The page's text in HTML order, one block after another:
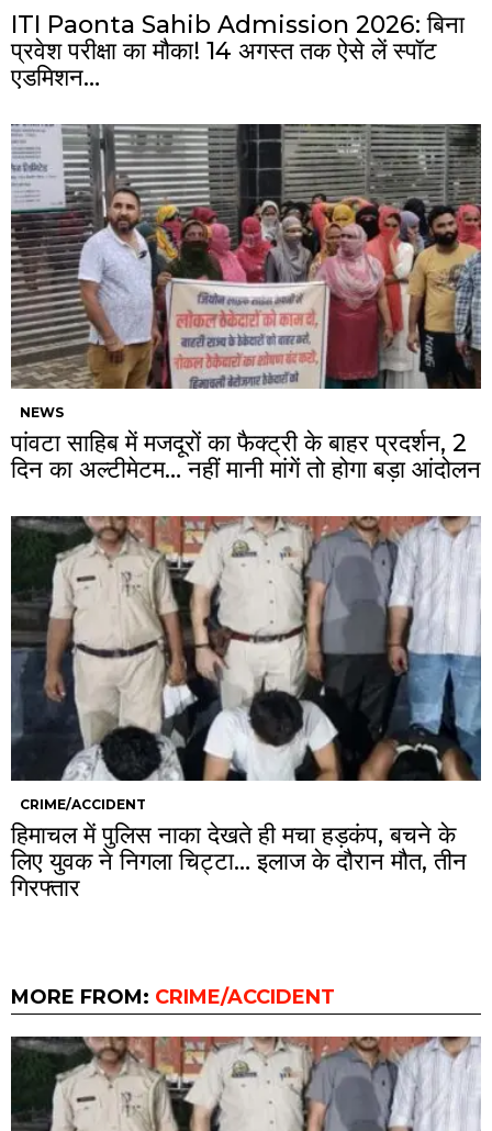
ITI Paonta Sahib Admission 2026: बिना
प्रवेश परीक्षा का मौका! 14 अगस्त तक ऐसे लें स्पॉट
एडमिशन…
NEWS
पांवटा साहिब में मजदूरों का फैक्ट्री के बाहर प्रदर्शन, 2
दिन का अल्टीमेटम… नहीं मानी मांगें तो होगा बड़ा आंदोलन
CRIME/ACCIDENT
हिमाचल में पुलिस नाका देखते ही मचा हड़कंप, बचने के
लिए युवक ने निगला चिट्टा… इलाज के दौरान मौत, तीन
गिरफ्तार
MORE FROM: CRIME/ACCIDENT